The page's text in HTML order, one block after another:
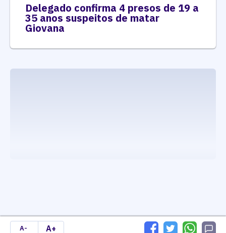
A- A+
Delegado confirma 4 presos de 19 a
35 anos suspeitos de matar
Giovana